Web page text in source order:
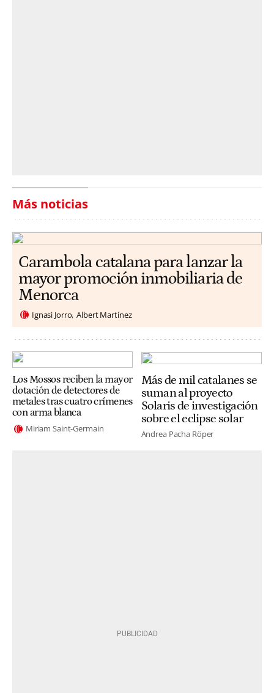
Más noticias
Carambola catalana para lanzar la
mayor promoción inmobiliaria de
Menorca
Ignasi Jorro Albert Martínez
Los Mossos reciben la mayor
dotación de detectores de
metales tras cuatro crímenes
con arma blanca
Miriam Saint-Germain
Más de mil catalanes se
suman al proyecto
Solaris de investigación
sobre el eclipse solar
Andrea Pacha Röper